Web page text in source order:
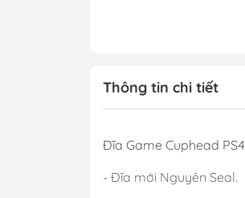
Thông tin chi tiết
Đĩa Game Cuphead PS4
- Đĩa mới Nguyên Seal.